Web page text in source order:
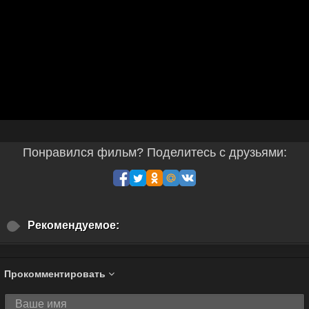
Понравился фильм? Поделитесь с друзьями:
Рекомендуемое:
Прокомментировать